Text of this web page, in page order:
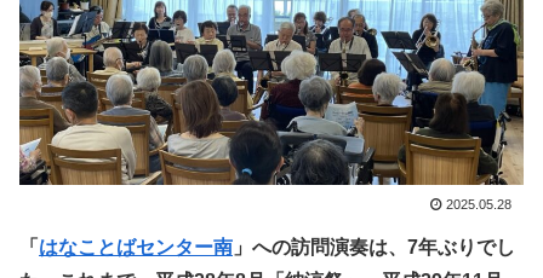
2025.05.28
「 はなことばセンター南 」への訪問演奏は、7年ぶりでし